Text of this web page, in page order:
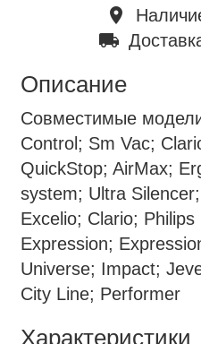
place
local_shipping
Описание
Совместимые
Control; Sm Vac;
QuickStop; AirMax;
system; Ultra
Excelio; Clario; Philips
Expression;
Universe; Impact;
City Line; Performer
Характеристики